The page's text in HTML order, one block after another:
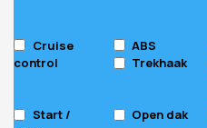
Cruise
control
ABS
Trekhaak
Start /
Open dak